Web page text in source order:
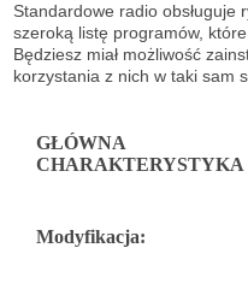
Standardowe radio obsługuje
szeroką listę programów,
Będziesz miał możliwość
korzystania z nich w taki sam
GŁÓWNA
CHARAKTERYSTYKA
Modyfikacja: